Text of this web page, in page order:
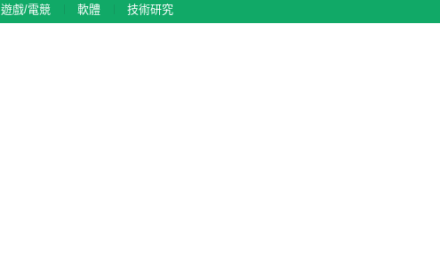
遊戲/電競 軟體 技術研究